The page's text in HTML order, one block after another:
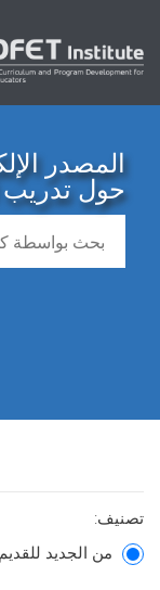
المصدر
حول تدريب
تصنيف:
من الجديد للقديم